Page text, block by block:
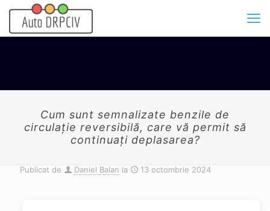
Cum sunt semnalizate benzile de
circulaţie reversibilă, care vă permit să
continuaţi deplasarea?
Publicat de Daniel Balan la 13 octombrie 2024